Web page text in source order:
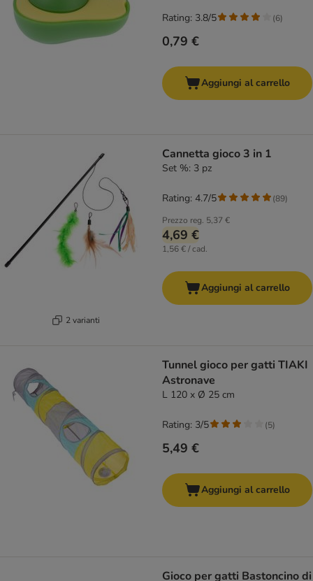
0,79 €
Rating: 3.8/5 (6)
Aggiungi al carrello
2 varianti
Cannetta gioco 3 in 1
Set %: 3 pz
Prezzo reg. 5,37 €
4,69 €
1,56 € / cad.
Rating: 4.7/5 (89)
Aggiungi al carrello
Tunnel gioco per gatti TIAKI
Astronave
L 120 x Ø 25 cm
5,49 €
Rating: 3/5 (5)
Aggiungi al carrello
Gioco per gatti Bastoncino di